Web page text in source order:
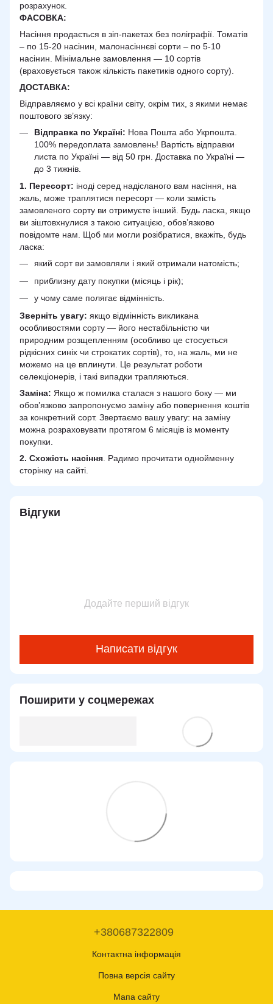
розрахунок.
ФАСОВКА:
Насіння продається в зіп-пакетах без поліграфії. Томатів
– по 15-20 насінин, малонасіннєві сорти – по 5-10
насінин. Мінімальне замовлення — 10 сортів
(враховується також кількість пакетиків одного сорту).
ДОСТАВКА:
Відправляємо у всі країни світу, окрім тих, з якими немає
поштового зв’язку:
Відправка по Україні: Нова Пошта або Укрпошта.
100% передоплата замовлень! Вартість відправки
листа по Україні — від 50 грн. Доставка по Україні —
до 3 тижнів.
1. Пересорт: іноді серед надісланого вам насіння, на
жаль, може траплятися пересорт — коли замість
замовленого сорту ви отримуєте інший. Будь ласка, якщо
ви зіштовхнулися з такою ситуацією, обов’язково
повідомте нам. Щоб ми могли розібратися, вкажіть, будь
ласка:
який сорт ви замовляли і який отримали натомість;
приблизну дату покупки (місяць і рік);
у чому саме полягає відмінність.
Зверніть увагу: якщо відмінність викликана
особливостями сорту — його нестабільністю чи
природним розщепленням (особливо це стосується
рідкісних синіх чи строкатих сортів), то, на жаль, ми не
можемо на це вплинути. Це результат роботи
селекціонерів, і такі випадки трапляються.
Заміна: Якщо ж помилка сталася з нашого боку — ми
обов’язково запропонуємо заміну або повернення коштів
за конкретний сорт. Звертаємо вашу увагу: на заміну
можна розраховувати протягом 6 місяців із моменту
покупки.
2. Схожість насіння . Радимо прочитати однойменну
сторінку на сайті.
Відгуки
Додайте перший відгук
Написати відгук
Поширити у соцмережах
+380687322809
Контактна інформація
Повна версія сайту
Мапа сайту